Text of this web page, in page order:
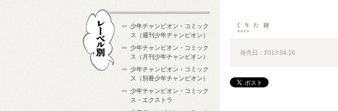
発売日：2013.04.16
少年チャンピオン・コミック
ス（週刊少年チャンピオン）
少年チャンピオン・コミック
ス（月刊少年チャンピオン）
少年チャンピオン・コミック
ス（別冊少年チャンピオン）
少年チャンピオン・コミック
ス・エクストラ